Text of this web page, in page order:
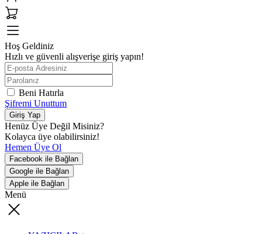
Hoş Geldiniz
Hızlı ve güvenli alışverişe giriş yapın!
Beni Hatırla
Şifremi Unuttum
Giriş Yap
Henüz Üye Değil Misiniz?
Kolayca üye olabilirsiniz!
Hemen Üye Ol
Facebook ile Bağlan
Google ile Bağlan
Apple ile Bağlan
Menü